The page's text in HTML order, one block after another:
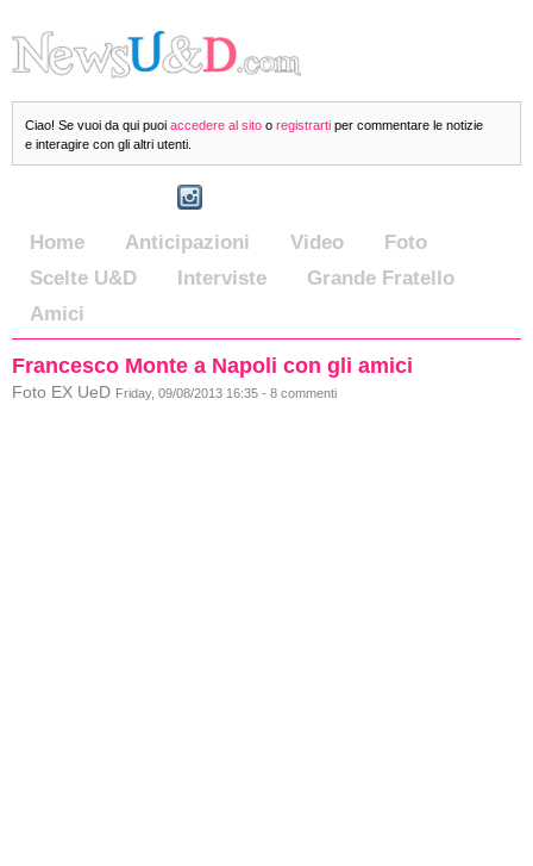
Ciao! Se vuoi da qui puoi accedere al sito o registrarti per commentare le notizie
e interagire con gli altri utenti.
Home Anticipazioni Video
Foto
Scelte U&D
Interviste
Grande Fratello
Amici
Francesco Monte a Napoli con gli amici
Foto EX UeD Friday, 09/08/2013 16:35 - 8 commenti